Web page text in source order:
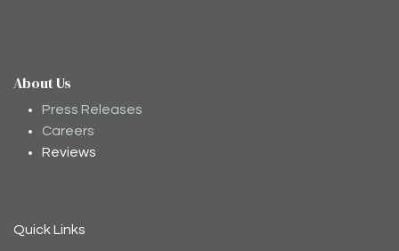
About Us
Press Releases
Careers
Reviews
Quick Links